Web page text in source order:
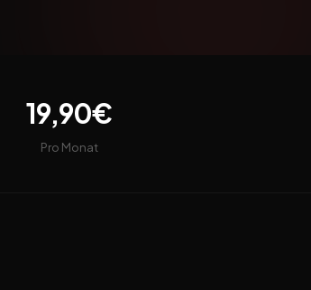
19,90€
Pro Monat